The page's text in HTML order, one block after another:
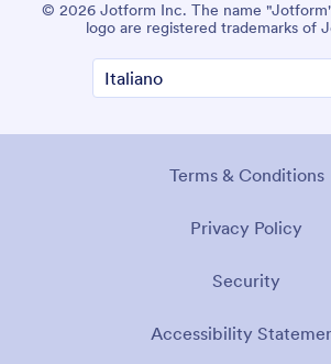
© 2026 Jotform Inc. The name
logo are registered trademarks of
Terms & Conditions
Privacy Policy
Security
Accessibility